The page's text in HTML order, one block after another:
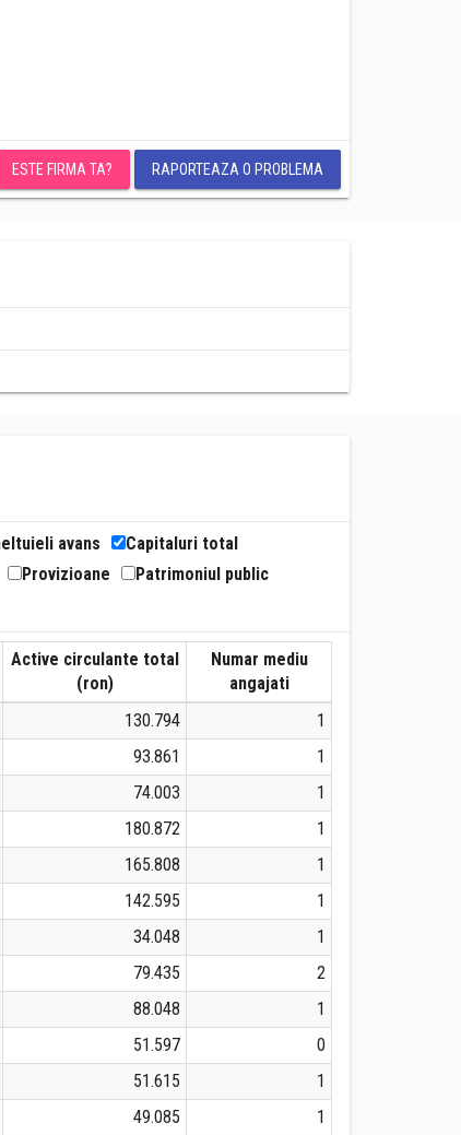
ESTE FIRMA TA? RAPORTEAZA O PROBLEMA
avans
Capitaluri total
Provizioane
Patrimoniul public
Active circulante total
(ron)
Numar mediu
angajati
130.794
1
93.861
1
74.003
1
180.872
1
165.808
1
142.595
1
34.048
1
79.435
2
88.048
1
51.597
0
51.615
1
49.085
1